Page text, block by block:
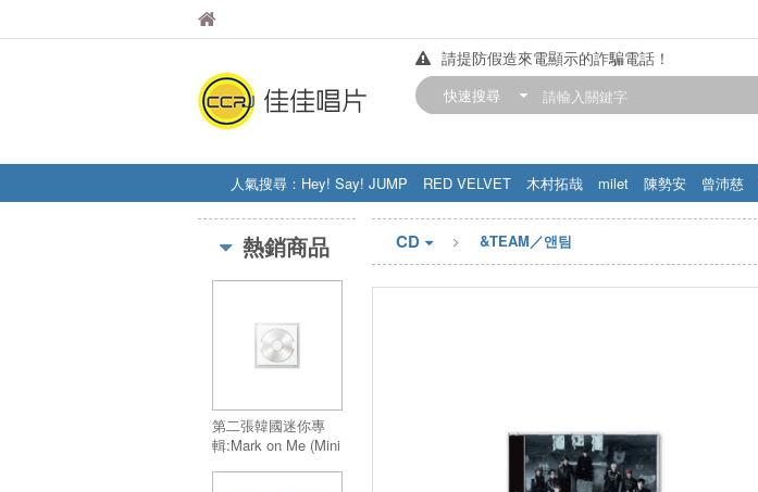
佳佳唱片
請提防假造來電顯示的詐騙電話！
【中華門市營業時間調整公告】
快速搜尋
人氣搜尋： Hey! Say! JUMP RED VELVET 木村拓哉 milet 陳勢安 曾沛慈
STRAY KIDS
盧廣仲 周杰伦
熱銷商品
第二張韓國迷你專
輯:Mark on Me (Mini
CD &TEAM／앤팀